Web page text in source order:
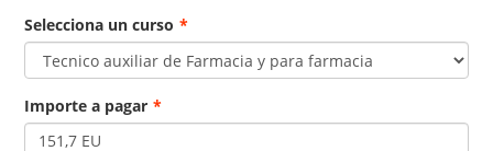
Selecciona un curso *
Importe a pagar *